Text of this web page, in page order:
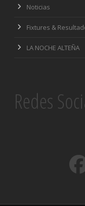
Noticias
Fixtures &
LA NOCHE ALTEÑA
Redes